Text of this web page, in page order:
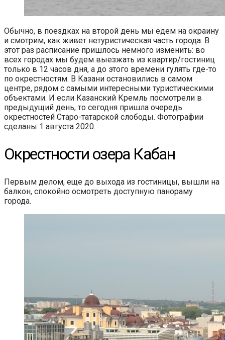
Обычно, в поездках на второй день мы едем на окраину
и смотрим, как живет нетуристическая часть города. В
этот раз расписание пришлось немного изменить: во
всех городах мы будем выезжать из квартир/гостиниц
только в 12 часов дня, а до этого времени гулять где-то
по окрестностям. В Казани остановились в самом
центре, рядом с самыми интересными туристическими
объектами. И если Казанский Кремль посмотрели в
предыдущий день, то сегодня пришла очередь
окрестностей Старо-татарской слободы. Фотографии
сделаны 1 августа 2020.
Окрестности озера Кабан
Первым делом, еще до выхода из гостиницы, вышли на
балкон, спокойно осмотреть доступную панораму
города.